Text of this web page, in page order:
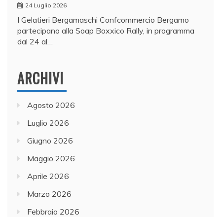
24 Luglio 2026
I Gelatieri Bergamaschi Confcommercio Bergamo
partecipano alla Soap Boxxico Rally, in programma
dal 24 al…
ARCHIVI
Agosto 2026
Luglio 2026
Giugno 2026
Maggio 2026
Aprile 2026
Marzo 2026
Febbraio 2026